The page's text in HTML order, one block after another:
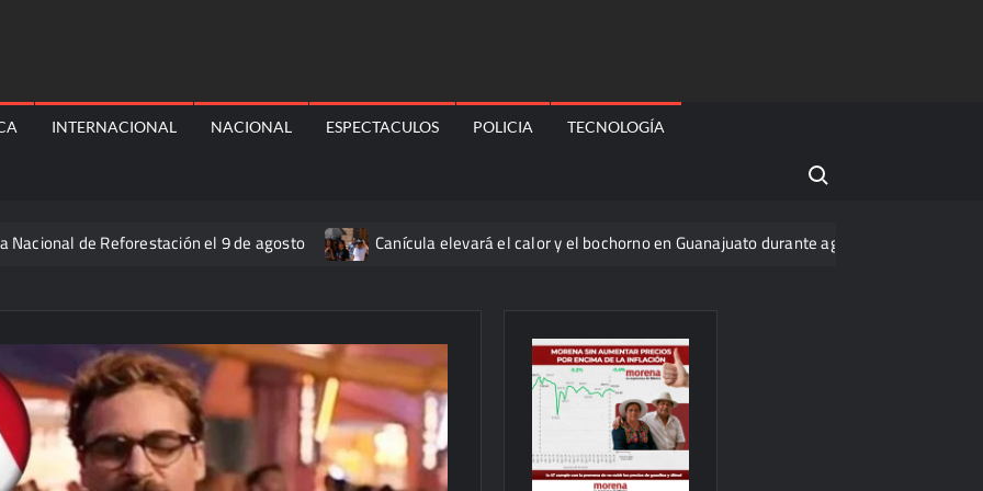
INTERNACIONAL NACIONAL ESPECTACULOS POLICIA TECNOLOGÍA
Search for:
el 9 de agosto Canícula elevará el calor y el bochorno en Guanajuato durante agosto